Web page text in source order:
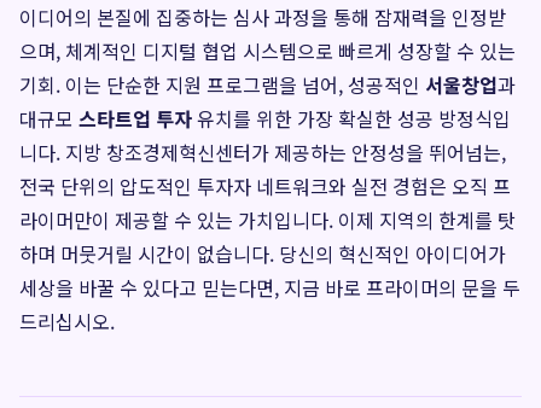
이디어의 본질에 집중하는 심사 과정을 통해 잠재력을 인정받
으며, 체계적인 디지털 협업 시스템으로 빠르게 성장할 수 있는
기회. 이는 단순한 지원 프로그램을 넘어, 성공적인 서울창업과
대규모 스타트업 투자유치를 위한 가장 확실한 성공 방정식입
니다. 지방 창조경제혁신센터가 제공하는 안정성을 뛰어넘는,
전국 단위의 압도적인 투자자 네트워크와 실전 경험은 오직 프
라이머만이 제공할 수 있는 가치입니다. 이제 지역의 한계를 탓
하며 머뭇거릴 시간이 없습니다. 당신의 혁신적인 아이디어가
세상을 바꿀 수 있다고 믿는다면, 지금 바로 프라이머의 문을 두
드리십시오.